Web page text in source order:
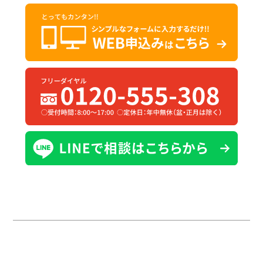
当社は、個人情報への不正アクセス、紛失、破壊、改ざんお
よび漏えいなどを防止するために、安全対策を講じ、 個人情
報の管理を徹底いたします。
4.個人情報の取扱いの委託
当社が利用目的の範囲内で、第三者に個人情報の取扱いを委
託する場合は、委託先の適切な監督をいたします。
5.個人情報の開示、訂正、利用停止および削除
個人情報の開示、訂正、利用停止および削除を求められた場